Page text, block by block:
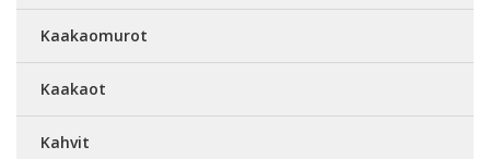
Kaakaomurot
Kaakaot
Kahvit